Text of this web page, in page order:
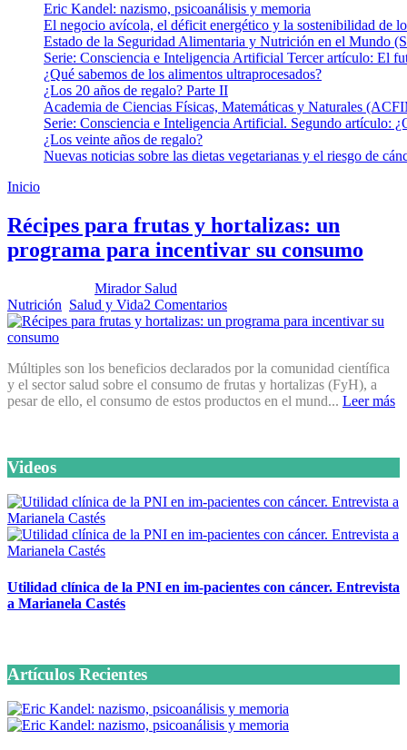
Eric Kandel: nazismo, psicoanálisis y memoria
El negocio avícola, el déficit energético y la sostenibilidad de
Estado de la Seguridad Alimentaria y Nutrición en el Mundo
Serie: Consciencia e Inteligencia Artificial Tercer artículo: El
¿Qué sabemos de los alimentos ultraprocesados?
¿Los 20 años de regalo? Parte II
Academia de Ciencias Físicas, Matemáticas y Naturales
Serie: Consciencia e Inteligencia Artificial. Segundo artículo:
¿Los veinte años de regalo?
Nuevas noticias sobre las dietas vegetarianas y el riesgo de
Inicio
Récipes para frutas y hortalizas: un
programa para incentivar su consumo
Mirador Salud
Nutrición Salud y Vida2 Comentarios
Múltiples son los beneficios declarados por la comunidad científica
y el sector salud sobre el consumo de frutas y hortalizas (FyH), a
pesar de ello, el consumo de estos productos en el mund... Leer más
Videos
Utilidad clínica de la PNI en im-pacientes con cáncer. Entrevista
a Marianela Castés
Artículos Recientes